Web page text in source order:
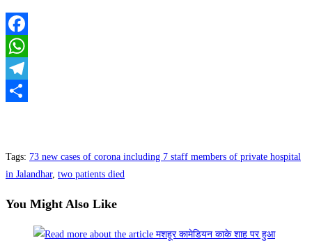
Facebook
WhatsApp
Telegram
Tags: 73 new cases of corona including 7 staff members of private hospital
in Jalandhar, two patients died
You Might Also Like